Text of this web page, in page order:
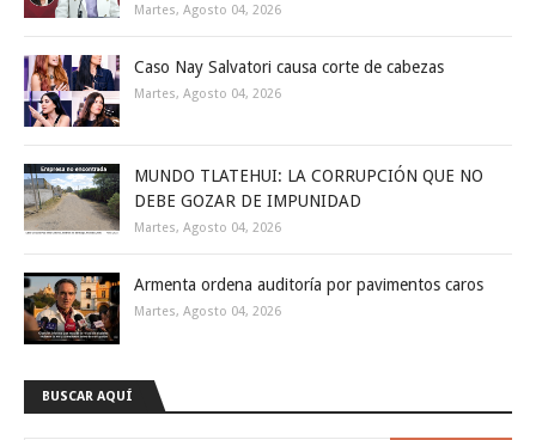
Martes, Agosto 04, 2026
Caso Nay Salvatori causa corte de cabezas
Martes, Agosto 04, 2026
MUNDO TLATEHUI: LA CORRUPCIÓN QUE NO
DEBE GOZAR DE IMPUNIDAD
Martes, Agosto 04, 2026
Armenta ordena auditoría por pavimentos caros
Martes, Agosto 04, 2026
BUSCAR AQUÍ